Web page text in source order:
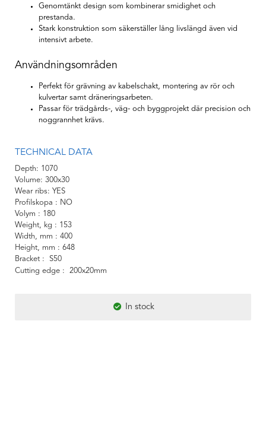
Genomtänkt design som kombinerar smidighet och
prestanda.
Stark konstruktion som säkerställer lång livslängd även vid
intensivt arbete.
Användningsområden
Perfekt för grävning av kabelschakt, montering av rör och
kulvertar samt dräneringsarbeten.
Passar för trädgårds-, väg- och byggprojekt där precision och
noggrannhet krävs.
TECHNICAL DATA
Depth
1070
Volume
300x30
Wear ribs
YES
Profilskopa
NO
Volym
180
Weight, kg
153
Width, mm
400
Height, mm
648
Bracket
S50
Cutting edge
200x20mm
In stock